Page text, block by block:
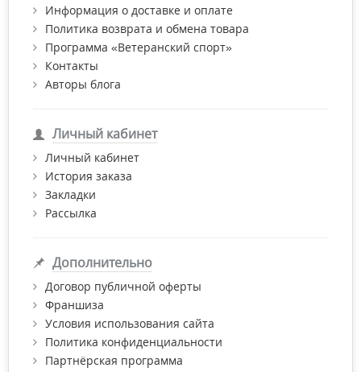
антибактериальные, отбеливающие и освежающие;
без фтора для беременных, людей с чувствительными
зубами и деснами;
со спиртом или без него (для людей с повышенной
сухостью во рту);
запахов;
на травах и с эфирными маслами;
детские, с заботой о первых зубах.
Информация о доставке и оплате
Политика возврата и обмена товара
Программа «Ветеранский спорт»
Контакты
Авторы блога
Личный кабинет
Личный кабинет
История заказа
Закладки
Рассылка
Дополнительно
Договор публичной оферты
Франшиза
Условия использования сайта
Политика конфиденциальности
Партнёрская программа